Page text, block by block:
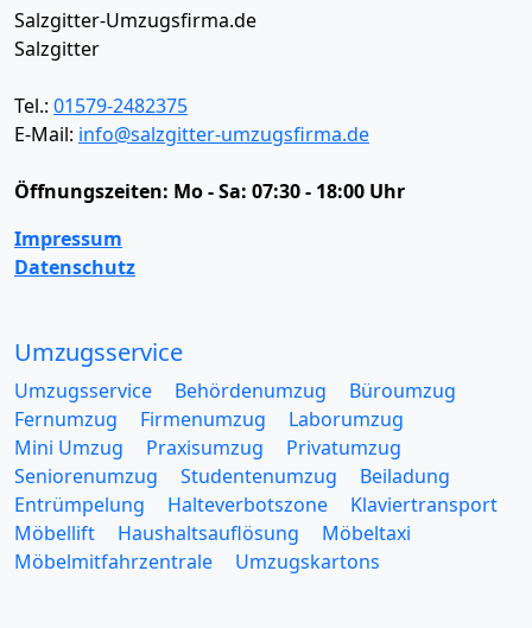
Salzgitter-Umzugsfirma.de
Salzgitter
Tel.: 01579-2482375
E-Mail: info@salzgitter-umzugsfirma.de
Öffnungszeiten: Mo - Sa: 07:30 - 18:00 Uhr
Impressum
Datenschutz
Umzugsservice
Umzugsservice Behördenumzug
Büroumzug
Fernumzug
Firmenumzug
Laborumzug
Mini Umzug
Praxisumzug
Privatumzug
Seniorenumzug
Studentenumzug
Beiladung
Entrümpelung
Halteverbotszone
Klaviertransport
Möbellift
Haushaltsauflösung
Möbeltaxi
Möbelmitfahrzentrale
Umzugskartons